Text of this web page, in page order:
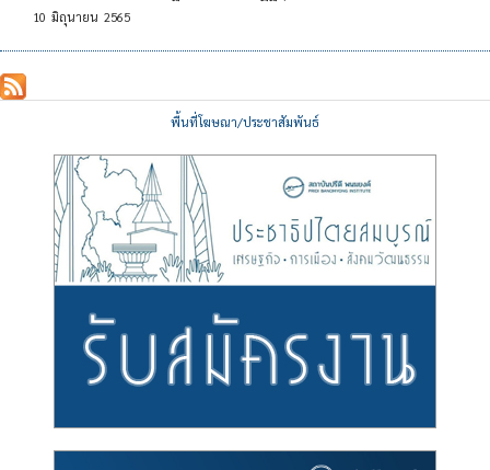
10 มิถุนายน 2565
พื้นที่โฆษณา/ประชาสัมพันธ์